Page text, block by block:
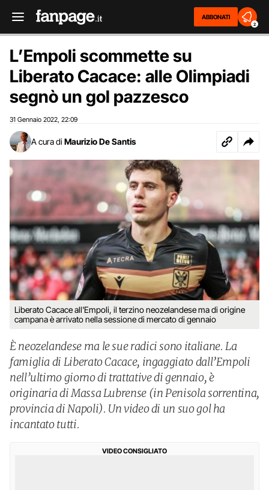
ABBONATI
2
L’Empoli scommette su
Liberato Cacace: alle Olimpiadi
segnò un gol pazzesco
31 Gennaio 2022 22:09
A cura di Maurizio De Santis
Liberato Cacace all'Empoli, il terzino neozelandese ma di origine
campana è arrivato nella sessione di mercato di gennaio
È neozelandese ma le sue radici sono italiane. La
famiglia di Liberato Cacace, ingaggiato dall’Empoli
nell’ultimo giorno di trattative di gennaio, è
originaria di Massa Lubrense (in Penisola sorrentina,
provincia di Napoli). Un video di un suo gol ha
incantato tutti.
VIDEO CONSIGLIATO